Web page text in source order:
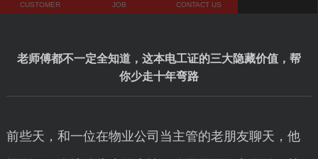
CUSTOMER JOB CONTACT US
老师傅都不一定全知道，这本电工证的三大隐藏价值，帮
你少走十年弯路
前些天，和一位在物业公司当主管的老朋友聊天，他